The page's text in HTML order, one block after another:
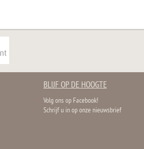
BLIJF OP DE HOOGTE
Volg ons op Facebook!
Schrijf u in op onze nieuwsbrief